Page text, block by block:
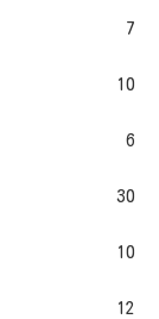
7
10
6
30
10
12